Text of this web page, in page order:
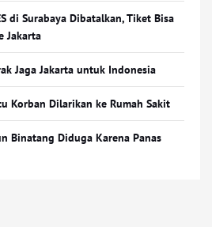
di Surabaya Dibatalkan, Tiket Bisa
Jakarta
Jaga Jakarta untuk Indonesia
Korban Dilarikan ke Rumah Sakit
Binatang Diduga Karena Panas